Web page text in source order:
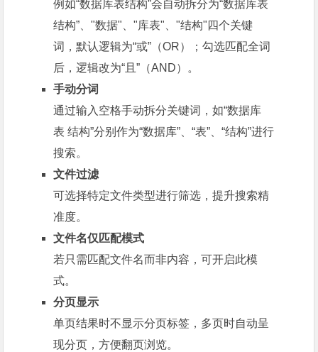
例如“数据库表结构”会自动拆分为“数据库表
结构”、"数据"、"库表"、"结构"四个关键
词，默认逻辑为“或”（OR）；勾选匹配全词
后，逻辑改为“且”（AND）。
手动分词
通过输入空格手动拆分关键词，如“数据库
表 结构”分别作为“数据库”、“表”、“结构”进行
搜索。
文件过滤
可选择特定文件类型进行筛选，提升搜索精
准度。
文件名仅匹配模式
若只需匹配文件名而非内容，可开启此模
式。
分页显示
单页结果时不显示分页标签，多页时自动呈
现分页，方便翻页浏览。